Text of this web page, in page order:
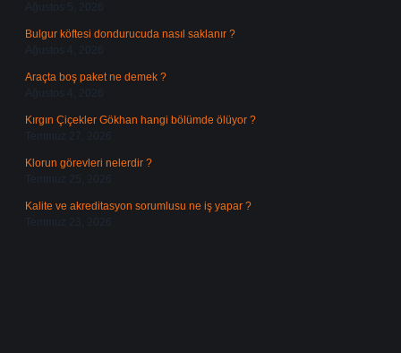
Ağustos 5, 2026
Bulgur köftesi dondurucuda nasıl saklanır ?
Ağustos 4, 2026
Araçta boş paket ne demek ?
Ağustos 4, 2026
Kırgın Çiçekler Gökhan hangi bölümde ölüyor ?
Temmuz 27, 2026
Klorun görevleri nelerdir ?
Temmuz 25, 2026
Kalite ve akreditasyon sorumlusu ne iş yapar ?
Temmuz 23, 2026